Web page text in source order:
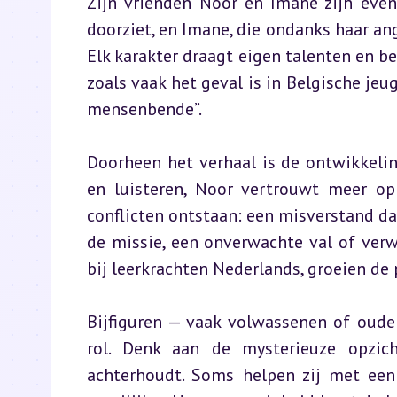
doorziet, en Imane, die ondanks haar
Elk karakter draagt eigen talenten en
zoals vaak het geval is in Belgische
mensenbende”.
Doorheen het verhaal is de
en luisteren, Noor vertrouwt meer
conflicten ontstaan: een misverstand
de missie, een onverwachte val of
bij leerkrachten Nederlands, groeien
Bijfiguren — vaak volwassenen of
rol. Denk aan de mysterieuze
achterhoudt. Soms helpen zij met